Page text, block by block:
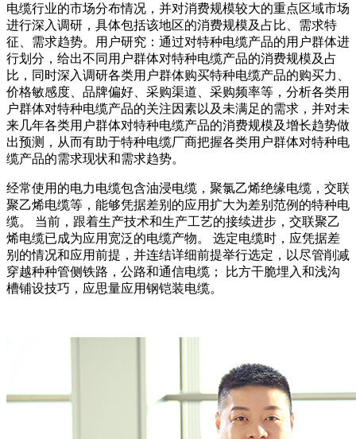
电缆行业的市场分布情况，并对消费规模较大的重点区域市场
进行深入调研，具体包括该地区的消费规模及占比、需求特
征、需求趋势。用户研究：通过对特种电缆产品的用户群体进
行划分，给出不同用户群体对特种电缆产品的消费规模及占
比，同时深入调研各类用户群体购买特种电缆产品的购买力、
价格敏感度、品牌偏好、采购渠道、采购频率等，分析各类用
户群体对特种电缆产品的关注因素以及未满足的需求，并对未
来几年各类用户群体对特种电缆产品的消费规模及增长趋势做
出预测，从而有助于特种电缆厂商把握各类用户群体对特种电
缆产品的需求现状和需求趋势。
经常使用的电力电缆包含油浸电缆，聚氯乙烯绝缘电缆，交联
聚乙烯电缆等，能够凭据差别的应用扩大为差别范例的特种电
缆。 当前，跟着生产技术和生产工艺的接续进步，交联聚乙
烯电缆已成为应用宽泛的电缆产物。 选定电缆时，应凭据差
别的情况和应用前提，并连结详细前提举行选定，以尽管削减
穿越种种管侧铁路，公路和通信电缆； 比方干脆埋入和浅沟
槽铺设技巧，应思量应用钢铠装电缆。